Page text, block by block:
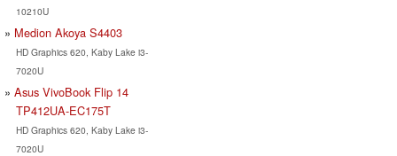
10210U
Medion Akoya S4403
HD Graphics 620, Kaby Lake i3-
7020U
Asus VivoBook Flip 14
TP412UA-EC175T
HD Graphics 620, Kaby Lake i3-
7020U